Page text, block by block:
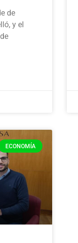
de
y el
ECONOMÍA